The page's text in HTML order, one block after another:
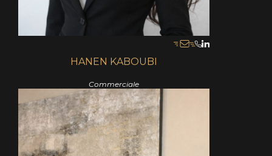
HANEN KABOUBI
Commerciale